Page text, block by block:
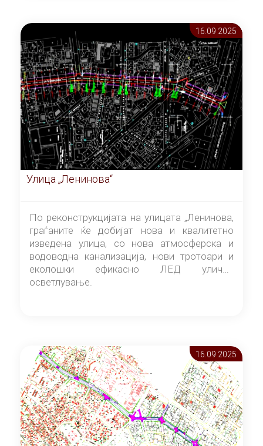
16.09 2025
Улица „Ленинова“
По реконструкцијата на улицата „Ленинова,
граѓаните ќе добијат нова и квалитетно
изведена улица, со нова атмосферска и
водоводна канализација, нови тротоари и
еколошки ефикасно ЛЕД улично
осветлување.
16.09 2025